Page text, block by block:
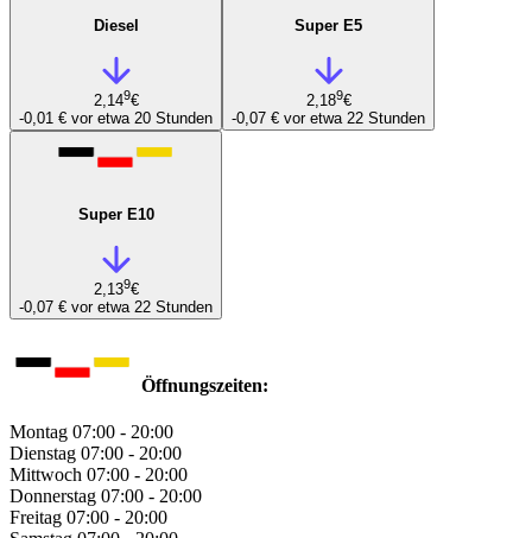
Diesel
2,149€
-0,01 € vor etwa 20 Stunden
Super E5
2,189€
-0,07 € vor etwa 22 Stunden
Super E10
2,139€
-0,07 € vor etwa 22 Stunden
Öffnungszeiten:
Montag 07:00 - 20:00
Dienstag 07:00 - 20:00
Mittwoch 07:00 - 20:00
Donnerstag 07:00 - 20:00
Freitag 07:00 - 20:00